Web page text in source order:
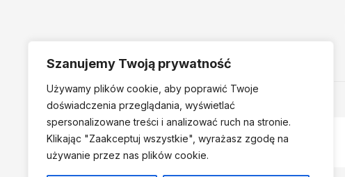
Szanujemy Twoją prywatność
Używamy plików cookie, aby poprawić Twoje
doświadczenia przeglądania, wyświetlać
spersonalizowane treści i analizować ruch na stronie.
Klikając "Zaakceptuj wszystkie", wyrażasz zgodę na
używanie przez nas plików cookie.
Należymy do